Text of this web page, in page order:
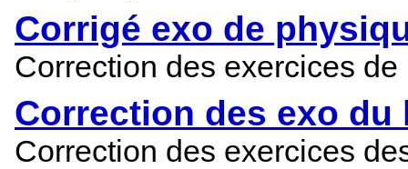
Corrigé exo de
Correction des exercices
Correction des exo
Correction des exercices